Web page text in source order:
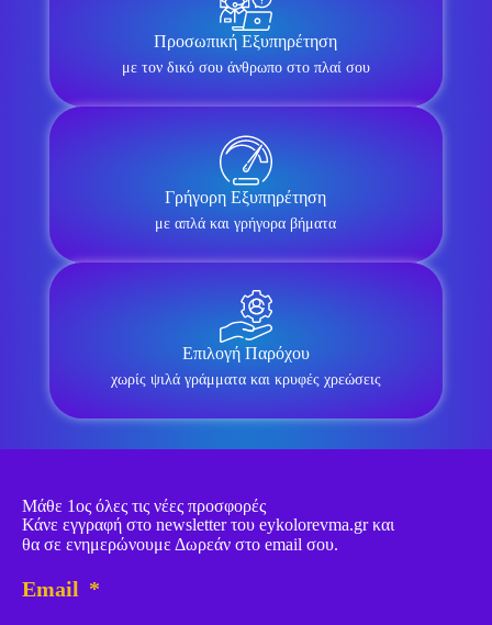
Προσωπική Εξυπηρέτηση
με τον δικό σου άνθρωπο στο πλαί σου
Γρήγορη Εξυπηρέτηση
με απλά και γρήγορα βήματα
Επιλογή Παρόχου
χωρίς ψιλά γράμματα και κρυφές χρεώσεις
Μάθε 1ος όλες τις νέες προσφορές
Κάνε εγγραφή στο newsletter του eykolorevma.gr και
θα σε ενημερώνουμε Δωρεάν στο email σου.
Email